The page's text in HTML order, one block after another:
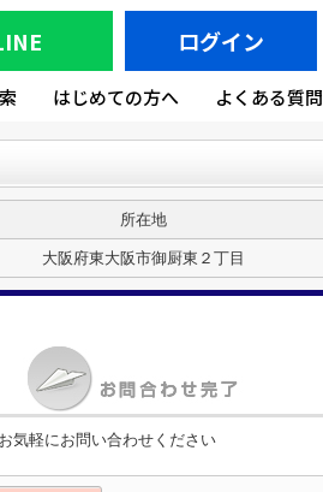
ログイン
はじめての方へ よくある質問
所在地
大阪府東大阪市御厨東２丁目
気軽にお問い合わせください